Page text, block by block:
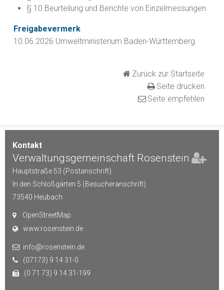
Kontakt
Verwaltungsgemeinschaft Rosenstein
Hauptstraße 53 (Postanschrift)
In den Schloßgärten 5 (Besucheranschrift)
73540 Heubach
OpenStreetMap
www.rosenstein.de
info@rosenstein.de
(07173) 9 14 31-0
(0 71 73) 9 14 31-199
§ 10 Beurteilung und Berichte von Einzelmessungen
Freigabevermerk
10.06.2026 Umweltministerium Baden-Württemberg
Zurück zur Startseite
Seite drucken
Seite empfehlen